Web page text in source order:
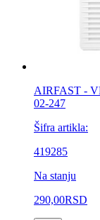
AIRFAST -
02-247
Šifra artikla:
419285
Na stanju
290,00RSD